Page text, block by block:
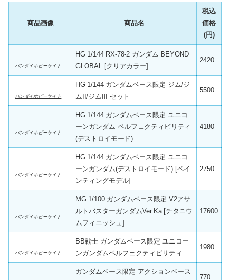
商品画像 商品名
税込
価格
(円)
バンダイホビーサイト
HG 1/144 RX-78-2 ガンダム BEYOND
GLOBAL [クリアカラー]
2420
バンダイホビーサイト
HG 1/144 ガンダムベース限定 ジム/ジ
ムII/ジムIII セット
5500
バンダイホビーサイト
HG 1/144 ガンダムベース限定 ユニコ
ーンガンダム ペルフェクティビリティ
(デストロイモード)
4180
バンダイホビーサイト
HG 1/144 ガンダムベース限定 ユニコ
ーンガンダム(デストロイモード) [ペイ
ンティングモデル]
2750
バンダイホビーサイト
MG 1/100 ガンダムベース限定 V2アサ
ルトバスターガンダムVer.Ka [チタニウ
ムフィニッシュ]
17600
バンダイホビーサイト
BB戦士 ガンダムベース限定 ユニコー
ンガンダムペルフェクティビリティ
1980
ガンダムベース限定 アクションベース
770